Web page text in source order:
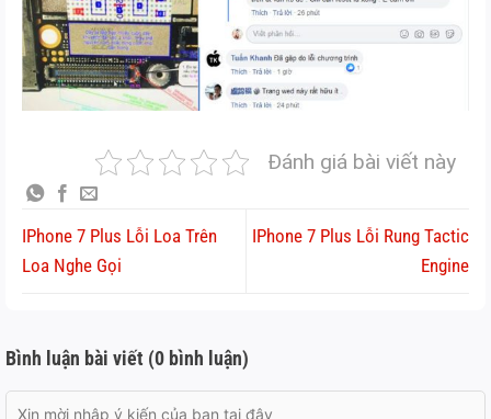
Đánh giá bài viết này
IPhone 7 Plus Lỗi Loa Trên
Loa Nghe Gọi
IPhone 7 Plus Lỗi Rung Tactic
Engine
Bình luận bài viết (0 bình luận)